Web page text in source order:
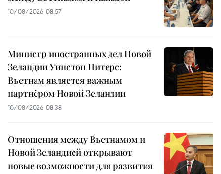
10/08/2026 08:57
Министр иностранных дел Новой
Зеландии Уинстон Питерс:
Вьетнам является важным
партнёром Новой Зеландии
10/08/2026 08:38
Отношения между Вьетнамом и
Новой Зеландией открывают
новые возможности для развития